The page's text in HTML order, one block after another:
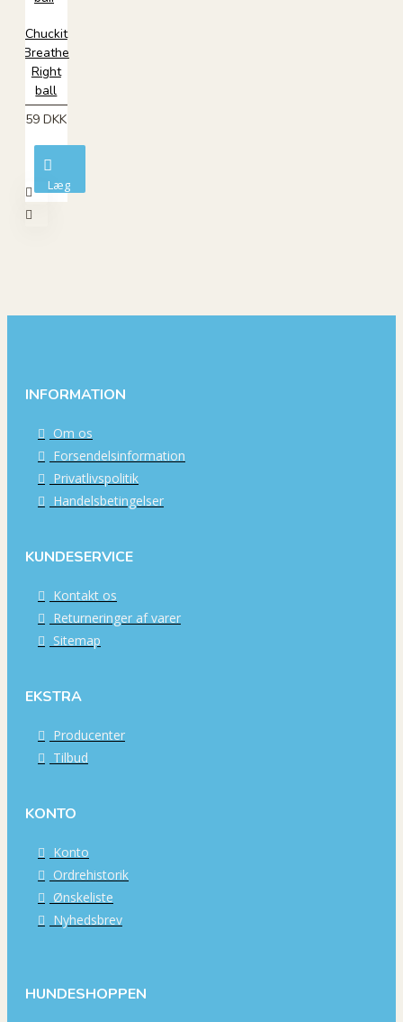
Chuckit
Breathe
Right
ball
59 DKK
Læg
i
INFORMATION
Om os
Forsendelsinformation
Privatlivspolitik
Handelsbetingelser
KUNDESERVICE
Kontakt os
Returneringer af varer
Sitemap
EKSTRA
Producenter
Tilbud
KONTO
Konto
Ordrehistorik
Ønskeliste
Nyhedsbrev
HUNDESHOPPEN